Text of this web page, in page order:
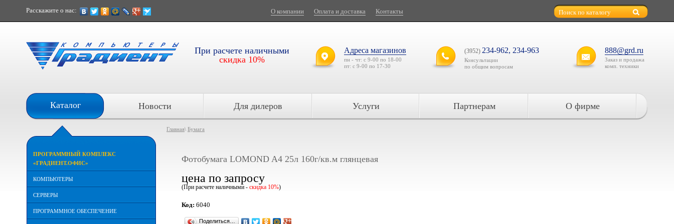
Расскажите о нас: О компании Оплата и доставка Контакты
888@grd.ru
Заказ и продажа
комп. техники
(3952) 234-962, 234-963
Консультации
по общим вопросам
Адреса магазинов
пн - чт: с 9-00 по 18-00
пт: с 9-00 по 17-30
При расчете наличными
скидка 10%
Каталог Новости Для дилеров Услуги Партнерам О фирме
ПРОГРАММНЫЙ КОМПЛЕКС
«ГРАДИЕНТ.ОФИС»
КОМПЬЮТЕРЫ
СЕРВЕРЫ
ПРОГРАММНОЕ ОБЕСПЕЧЕНИЕ
Главная\ Бумага
Фотобумага LOMOND A4 25л 160г/кв.м глянцевая
цена по запросу
(При расчете наличными - скидка 10%)
Код: 6040
Поделиться…